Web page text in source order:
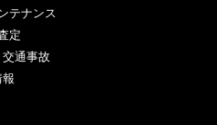
テナンス
定
通事故